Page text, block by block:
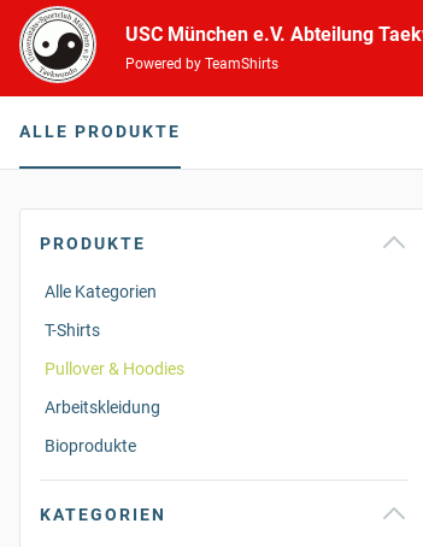
USC München e.V. Abteilung
Powered by TeamShirts
ALLE PRODUKTE
PRODUKTE
Alle Kategorien
T-Shirts
Pullover & Hoodies
Arbeitskleidung
Bioprodukte
KATEGORIEN